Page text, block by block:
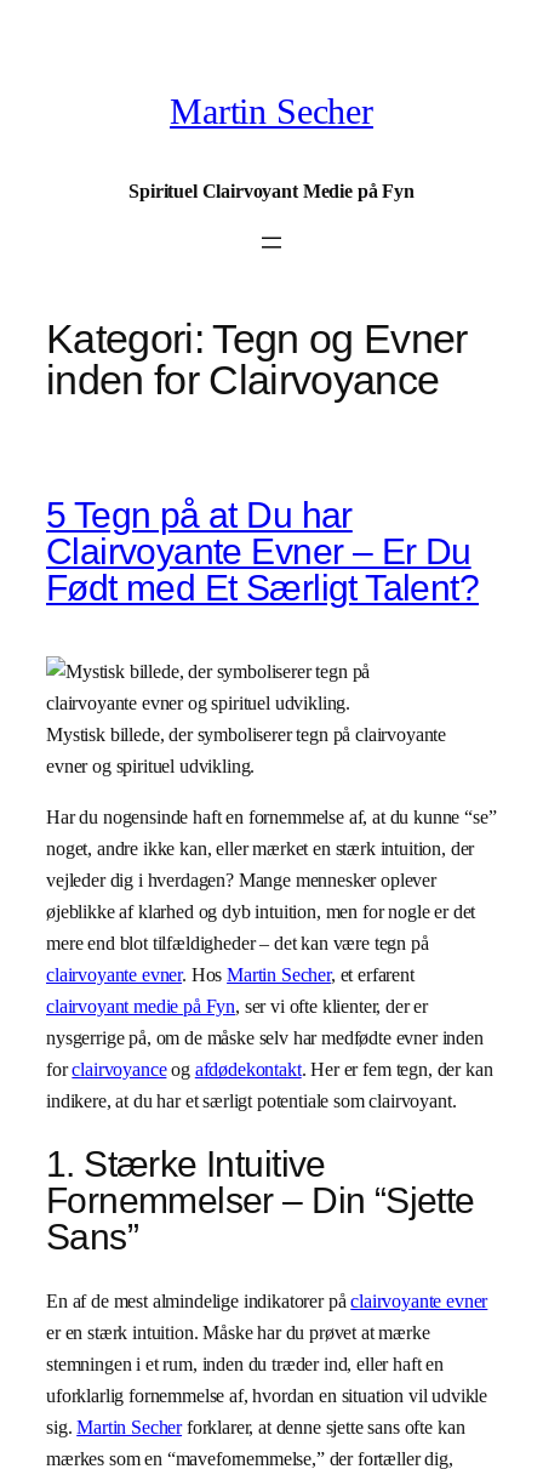
Martin Secher
Spirituel Clairvoyant Medie på Fyn
Kategori:Tegn og Evner
inden for Clairvoyance
5 Tegn på at Du har
Clairvoyante Evner – Er Du
Født med Et Særligt Talent?
Mystisk billede, der symboliserer tegn på clairvoyante
evner og spirituel udvikling.
Har du nogensinde haft en fornemmelse af, at du kunne “se”
noget, andre ikke kan, eller mærket en stærk intuition, der
vejleder dig i hverdagen? Mange mennesker oplever
øjeblikke af klarhed og dyb intuition, men for nogle er det
mere end blot tilfældigheder – det kan være tegn på
clairvoyante evner. HosMartin Secher, et erfarent
clairvoyant medie på Fyn, ser vi ofte klienter, der er
nysgerrige på, om de måske selv har medfødte evner inden
forclairvoyanceog afdødekontakt. Her er fem tegn, der kan
indikere, at du har et særligt potentiale som clairvoyant.
1. Stærke Intuitive
Fornemmelser – Din “Sjette
Sans”
En af de mest almindelige indikatorer påclairvoyante evner
er en stærk intuition. Måske har du prøvet at mærke
stemningen i et rum, inden du træder ind, eller haft en
uforklarlig fornemmelse af, hvordan en situation vil udvikle
sig.Martin Secherforklarer, at denne sjette sans ofte kan
mærkes som en “mavefornemmelse,” der fortæller dig,